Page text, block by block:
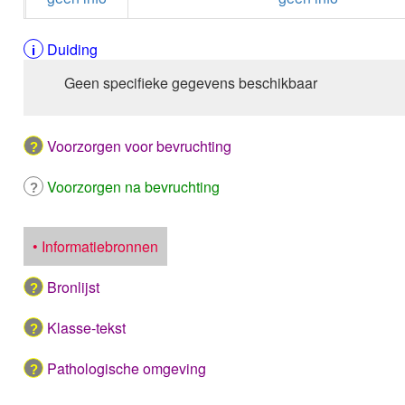
Duiding
Geen specifieke gegevens beschikbaar
Voorzorgen voor bevruchting
Voorzorgen na bevruchting
• Informatiebronnen
Bronlijst
Klasse-tekst
Pathologische omgeving